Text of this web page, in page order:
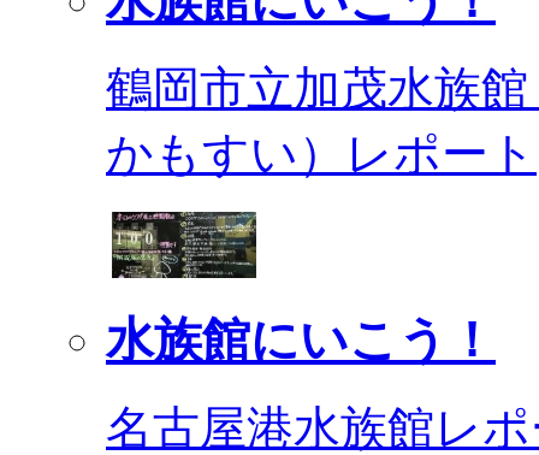
鶴岡市立加茂水族
かもすい）レポート
水族館にいこう！
名古屋港水族館レ